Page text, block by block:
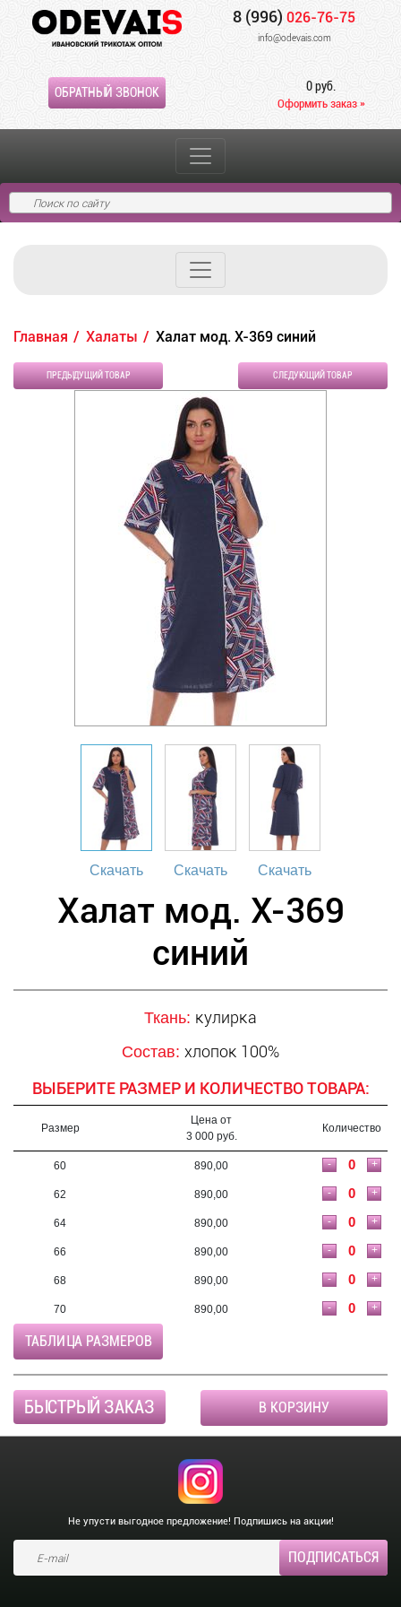
8 (996) 026-76-75
info@odevais.com
ОБРАТНЫЙ ЗВОНОК 0 руб.
Оформить заказ »
Главная Халаты Халат мод. Х-369 синий
ПРЕДЫДУЩИЙ ТОВАР СЛЕДУЮЩИЙ ТОВАР
Скачать Скачать Скачать
Халат мод. Х-369
синий
Ткань: кулирка
Состав: хлопок 100%
ВЫБЕРИТЕ РАЗМЕР И КОЛИЧЕСТВО ТОВАРА:
Размер
Цена от
3 000 руб.
Количество
60 890,00 +
-
62 890,00 +
-
64 890,00 +
-
66 890,00 +
-
68 890,00 +
-
70 890,00 +
-
ТАБЛИЦА РАЗМЕРОВ
БЫСТРЫЙ ЗАКАЗ В КОРЗИНУ
Не упусти выгодное предложение! Подпишись на акции!